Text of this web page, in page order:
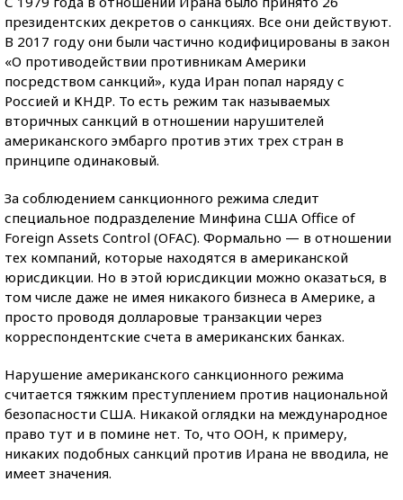
президентских декретов о санкциях. Все они действуют.
В 2017 году они были частично кодифицированы в закон
«О противодействии противникам Америки
посредством санкций», куда Иран попал наряду с
Россией и КНДР. То есть режим так называемых
вторичных санкций в отношении нарушителей
американского эмбарго против этих трех стран в
принципе одинаковый.
За соблюдением санкционного режима следит
специальное подразделение Минфина США Office of
Foreign Assets Control (OFAC). Формально — в отношении
тех компаний, которые находятся в американской
юрисдикции. Но в этой юрисдикции можно оказаться, в
том числе даже не имея никакого бизнеса в Америке, а
просто проводя долларовые транзакции через
корреспондентские счета в американских банках.
Нарушение американского санкционного режима
считается тяжким преступлением против национальной
безопасности США. Никакой оглядки на международное
право тут и в помине нет. То, что ООН, к примеру,
никаких подобных санкций против Ирана не вводила, не
имеет значения.